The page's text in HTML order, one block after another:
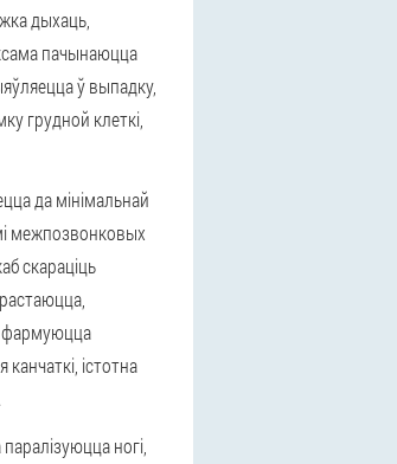
дыхаць,
пачынаюцца
ў выпадку,
грудной клеткі,
да мінімальнай
межпозвонковых
скараціць
фармуюцца
істотна
ногі,